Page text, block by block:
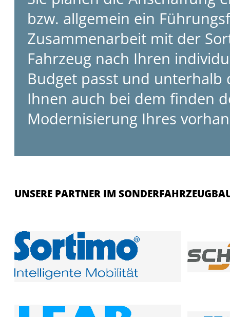
bzw. allgemein ein
Zusammenarbeit mit der
Fahrzeug nach Ihren
Budget passt und unterhalb
Ihnen auch bei dem finden
Modernisierung Ihres
UNSERE PARTNER IM